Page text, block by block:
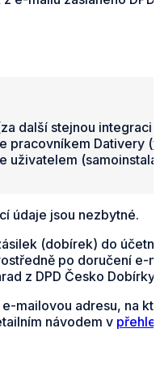
další stejnou integraci
pracovníkem Dativery (
uživatelem
údaje jsou nezbytné.
(dobírek) do
po doručení e-
z DPD Česko
mailovou adresu, na
návodem v